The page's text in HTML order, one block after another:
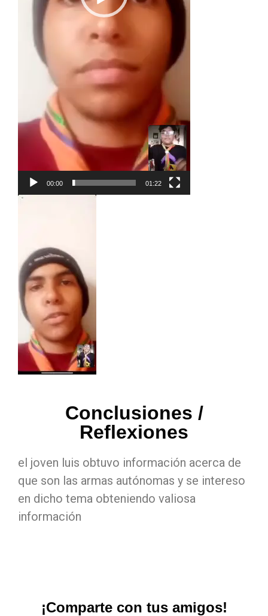
00:00 01:22
Conclusiones /
Reflexiones
el joven luis obtuvo información acerca de
que son las armas autónomas y se intereso
en dicho tema obteniendo valiosa
información
¡Comparte con tus amigos!